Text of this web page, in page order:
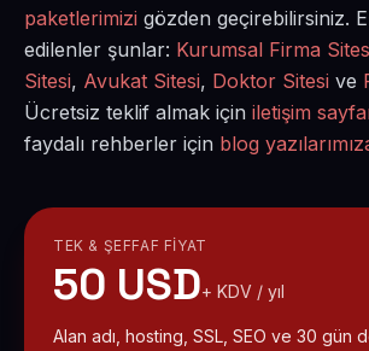
paketlerimizi gözden geçirebilirsiniz.
edilenler şunlar: Kurumsal Firma
Sitesi, Avukat Sitesi, Doktor Sitesi ve
Ücretsiz teklif almak için iletişim
faydalı rehberler için blog
TEK & ŞEFFAF FIYAT
50 USD+ KDV / yıl
Alan adı, hosting, SSL, SEO ve 30 gün